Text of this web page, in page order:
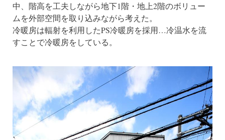
中、階高を工夫しながら地下1階・地上2階のボリュー
ムを外部空間を取り込みながら考えた。
冷暖房は輻射を利用したPS冷暖房を採用…冷温水を流
すことで冷暖房をしている。